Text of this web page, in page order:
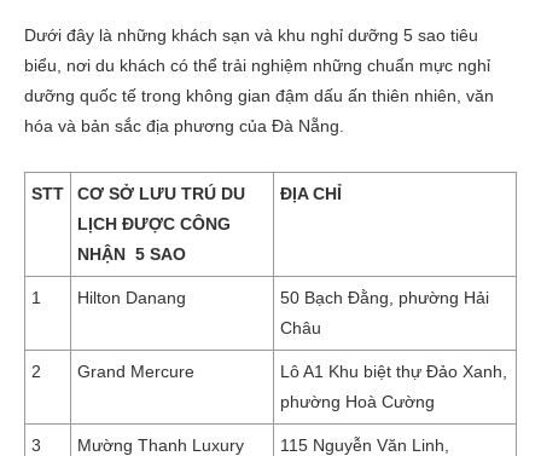
Dưới đây là những khách sạn và khu nghỉ dưỡng 5 sao tiêu
biểu, nơi du khách có thể trải nghiệm những chuẩn mực nghỉ
dưỡng quốc tế trong không gian đậm dấu ấn thiên nhiên, văn
hóa và bản sắc địa phương của Đà Nẵng.
STT
CƠ SỞ LƯU TRÚ DU
LỊCH ĐƯỢC CÔNG
NHẬN 5 SAO
ĐỊA CHỈ
1 Hilton Danang
50 Bạch Đằng, phường Hải
Châu
2 Grand Mercure
Lô A1 Khu biệt thự Đảo Xanh,
phường Hoà Cường
3
Mường Thanh Luxury
115 Nguyễn Văn Linh,